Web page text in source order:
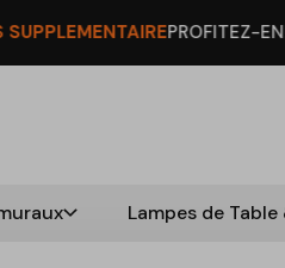
EN! →DU 8 AU 16 AOÛTLE
Lampes de